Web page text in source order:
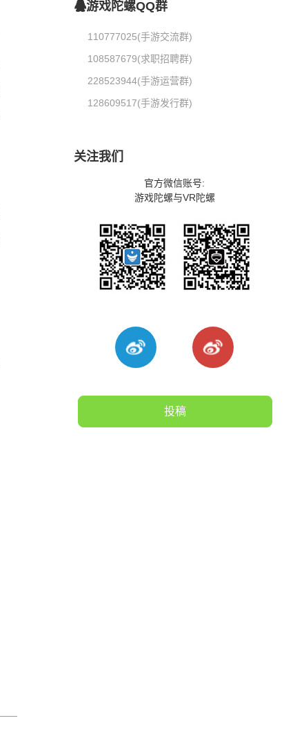
游戏陀螺QQ群
110777025(手游交流群)
108587679(求职招聘群)
228523944(手游运营群)
128609517(手游发行群)
关注我们
官方微信账号:
游戏陀螺与VR陀螺
投稿